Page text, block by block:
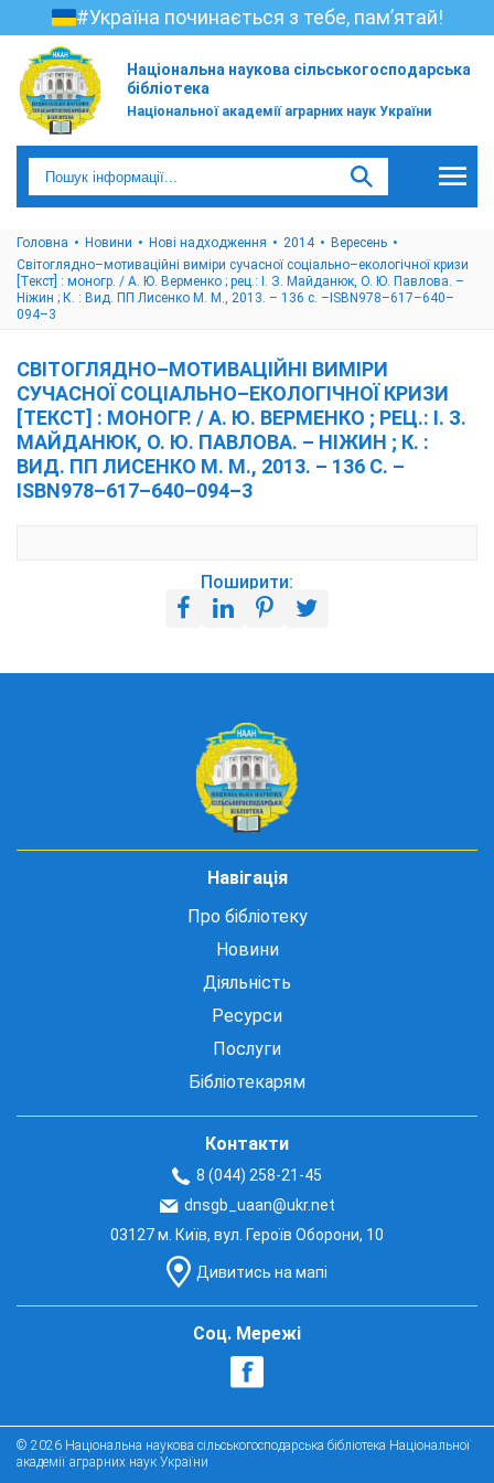
#Україна починається з тебе, пам’ятай!
Національна наукова сільськогосподарська
бібліотека
Національної академії аграрних наук України
Головна Новини Нові надходження 2014
Вересень
Світоглядно–мотиваційні виміри сучасної соціально–екологічної кризи
[Текст] : моногр. / А. Ю. Верменко ; рец.: І. З. Майданюк, О. Ю. Павлова. –
Ніжин ; К. : Вид. ПП Лисенко М. М., 2013. – 136 с. –ISBN978–617–640–
094–3
СВІТОГЛЯДНО–МОТИВАЦІЙНІ ВИМІРИ
СУЧАСНОЇ СОЦІАЛЬНО–ЕКОЛОГІЧНОЇ КРИЗИ
[ТЕКСТ] : МОНОГР. / А. Ю. ВЕРМЕНКО ; РЕЦ.: І. З.
МАЙДАНЮК, О. Ю. ПАВЛОВА. – НІЖИН ; К. :
ВИД. ПП ЛИСЕНКО М. М., 2013. – 136 С. –
ISBN978–617–640–094–3
Поширити:
Навігація
Про бібліотеку
Новини
Діяльність
Ресурси
Послуги
Бібліотекарям
Контакти
8 (044) 258-21-45
dnsgb_uaan@ukr.net
03127 м. Київ, вул. Героїв Оборони, 10
Дивитись на мапі
Соц. Мережі
© 2026 Національна наукова сільськогосподарська бібліотека Національної
академії аграрних наук України